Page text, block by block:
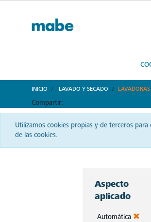
INICIO LAVADO Y SECADO
Compartir:
Utilizamos cookies propias y de terceros
de las cookies.
Aspecto
aplicado
Automática